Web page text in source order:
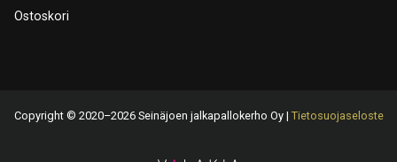
Ostoskori
Copyright © 2020–2026 Seinäjoen jalkapallokerho Oy | Tietosuojaseloste